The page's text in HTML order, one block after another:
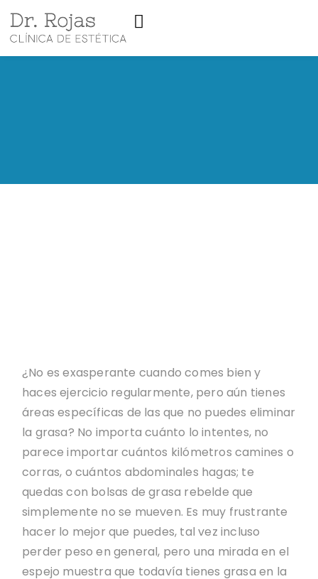
¿No es exasperante cuando comes bien y
haces ejercicio regularmente, pero aún tienes
áreas específicas de las que no puedes eliminar
la grasa? No importa cuánto lo intentes, no
parece importar cuántos kilómetros camines o
corras, o cuántos abdominales hagas; te
quedas con bolsas de grasa rebelde que
simplemente no se mueven. Es muy frustrante
hacer lo mejor que puedes, tal vez incluso
perder peso en general, pero una mirada en el
espejo muestra que todavía tienes grasa en la